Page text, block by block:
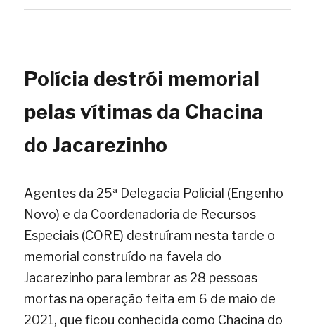
Polícia destrói memorial
pelas vítimas da Chacina
do Jacarezinho
Agentes da 25ª Delegacia Policial (Engenho
Novo) e da Coordenadoria de Recursos
Especiais (CORE) destruíram nesta tarde o
memorial construído na favela do
Jacarezinho para lembrar as 28 pessoas
mortas na operação feita em 6 de maio de
2021, que ficou conhecida como Chacina do